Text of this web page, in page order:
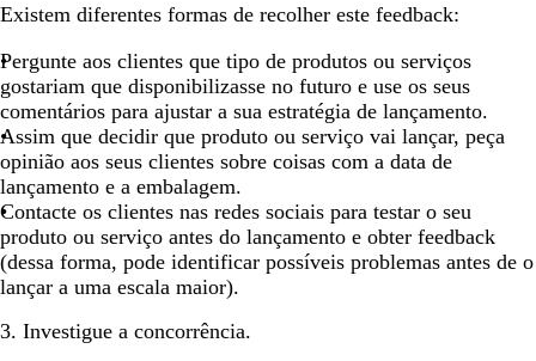
Existem diferentes formas de recolher este feedback:
Pergunte aos clientes que tipo de produtos ou serviços
gostariam que disponibilizasse no futuro e use os seus
comentários para ajustar a sua estratégia de lançamento.
Assim que decidir que produto ou serviço vai lançar, peça
opinião aos seus clientes sobre coisas com a data de
lançamento e a embalagem.
Contacte os clientes nas redes sociais para testar o seu
produto ou serviço antes do lançamento e obter feedback
(dessa forma, pode identificar possíveis problemas antes de o
lançar a uma escala maior).
3. Investigue a concorrência.